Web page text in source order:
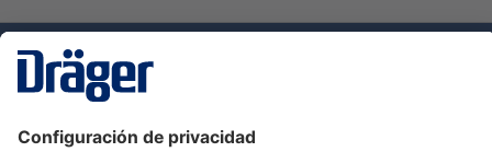
Servicio de atención al cliente de Dräger